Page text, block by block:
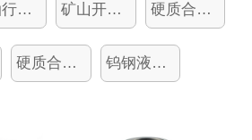
石油行业配套 矿山开采合金齿 硬质合金密封环
硬质合金轴套 钨钢液压机配件